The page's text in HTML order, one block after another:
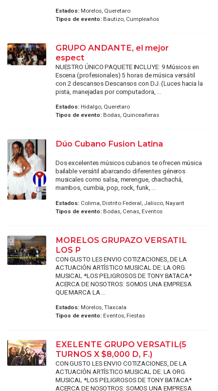
Estados:Morelos, Queretaro
Tipos de evento:Bautizo, Cumpleaños
GRUPO ANDANTE, el mejor
espect
NUESTRO ÚNICO PAQUETE INCLUYE: 9 Músicos en
Escena (profesionales) 5 horas de música versátil
con 2 descansos Descansos con DJ. (Luces hacia la
pista, manejadas por computadora, ...
Estados:Hidalgo, Queretaro
Tipos de evento:Bodas, Quinceañeras
Dúo Cubano Fusion Latina
Dos excelentes músicos cubanos te ofrecen música
bailable versátil abarcando diferentes géneros
musicales como salsa, merengue, chachachá,
mambos, cumbia, pop, rock, funk, ...
Estados:Colima, Distrito Federal, Jalisco, Nayarit
Tipos de evento:Bodas, Cenas, Eventos
MORELOS GRUPAZO VERSATIL
LOS P
CON GUSTO LES ENVIO COTIZACIONES, DE LA
ACTUACIÓN ARTÍSTICO MUSICAL DE: LA ORG.
MUSICAL *LOS PELIGROSOS DE TONY BATACA*
ACERCA DE NOSOTROS: SOMOS UNA EMPRESA
QUE MARCA LA ...
Estados:Morelos, Tlaxcala
Tipos de evento:Eventos, Fiestas
EXELENTE GRUPO VERSATIL(5
TURNOS X $8,000 D, F.)
CON GUSTO LES ENVIO COTIZACIONES, DE LA
ACTUACIÓN ARTÍSTICO MUSICAL DE: LA ORG.
MUSICAL *LOS PELIGROSOS DE TONY BATACA*
ACERCA DE NOSOTROS: SOMOS UNA EMPRESA